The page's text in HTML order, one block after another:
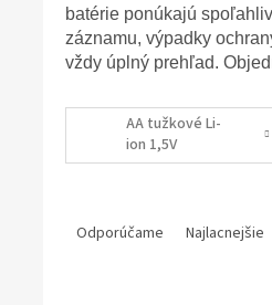
batérie ponúkajú
záznamu, výpadky
vždy úplný prehľad.
AA tužkové Li-
ion 1,5V
Odporúčame Najlacnejšie